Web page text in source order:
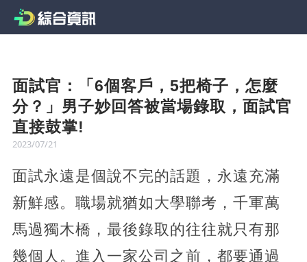
面試官：「6個客戶，5把椅子，怎麼
分？」男子妙回答被當場錄取，面試官
直接鼓掌!
2023/07/21
面試永遠是個說不完的話題，永遠充滿
新鮮感。職場就猶如大學聯考，千軍萬
馬過獨木橋，最後錄取的往往就只有那
幾個人。進入一家公司之前，都要通過